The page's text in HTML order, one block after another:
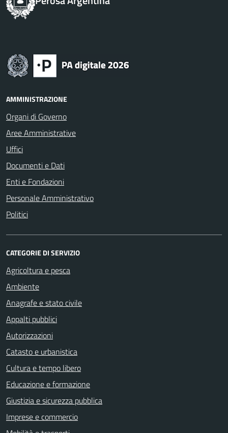
AMMINISTRAZIONE
Organi di Governo
Aree Amministrative
Uffici
Documenti e Dati
Enti e Fondazioni
Personale Amministrativo
Politici
CATEGORIE DI SERVIZIO
Agricoltura e pesca
Ambiente
Anagrafe e stato civile
Appalti pubblici
Autorizzazioni
Catasto e urbanistica
Cultura e tempo libero
Educazione e formazione
Giustizia e sicurezza pubblica
Imprese e commercio